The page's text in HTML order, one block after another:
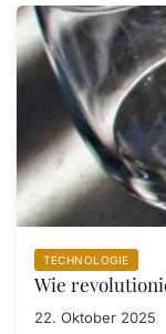
TECHNOLOGIE
Wie
22. Oktober 2025